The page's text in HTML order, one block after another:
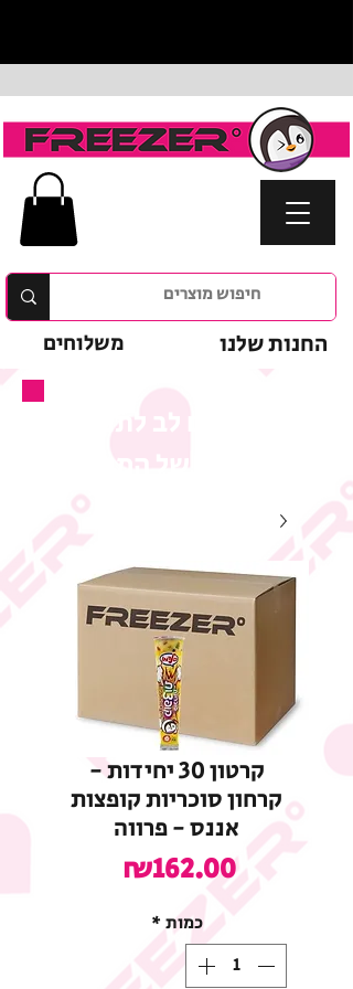
החנות שלנו משלוחים
המבצע של המוצר
קרטון 30 יחידות -
קרחון סוכריות קופצות
אננס - פרווה
₪162.00
כמות *